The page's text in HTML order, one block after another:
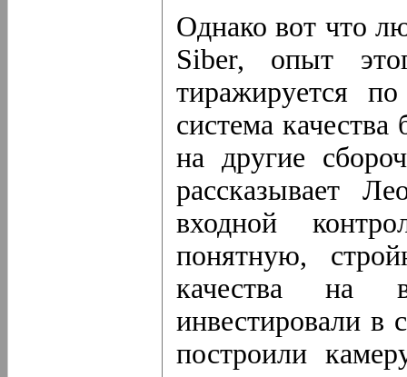
Однако вот что
Siber, опыт
тиражируется
система
на другие
рассказывает
входной
понятную,
качества на
инвестировали в
построили